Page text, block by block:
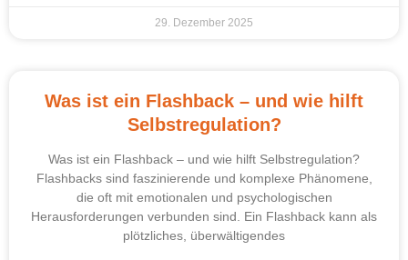
29. Dezember 2025
Was ist ein Flashback – und wie hilft
Selbstregulation?
Was ist ein Flashback – und wie hilft Selbstregulation?
Flashbacks sind faszinierende und komplexe Phänomene,
die oft mit emotionalen und psychologischen
Herausforderungen verbunden sind. Ein Flashback kann als
plötzliches, überwältigendes